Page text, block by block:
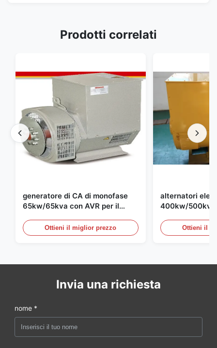
Prodotti correlati
generatore di CA di monofase
65kw/65kva con AVR per il
Ottieni il miglior prezzo
alternatori
400kw/500kva
CumminsOttieni il
Invia una richiesta
nome *